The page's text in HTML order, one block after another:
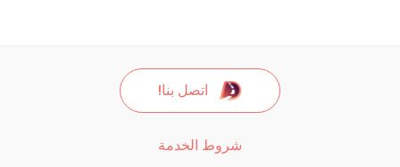
اتصل بنا!
شروط الخدمة